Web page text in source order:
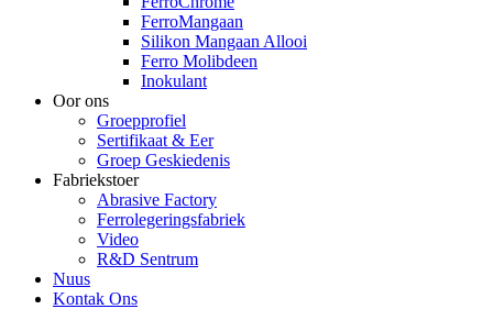
FerroMangaan
Silikon Mangaan Allooi
Ferro Molibdeen
Inokulant
Oor ons
Groepprofiel
Sertifikaat & Eer
Groep Geskiedenis
Fabriekstoer
Abrasive Factory
Ferrolegeringsfabriek
Video
R&D Sentrum
Nuus
Kontak Ons